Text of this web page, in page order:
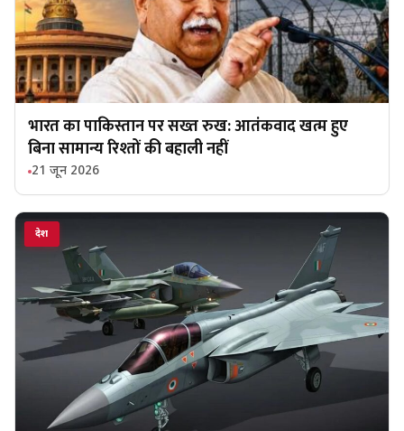
भारत का पाकिस्तान पर सख्त रुख: आतंकवाद खत्म हुए
बिना सामान्य रिश्तों की बहाली नहीं
21 जून 2026
देश